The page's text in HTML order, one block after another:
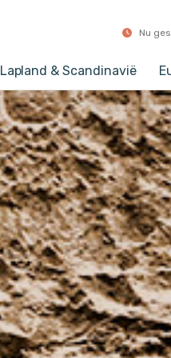
Nu
Lapland & Scandinavië